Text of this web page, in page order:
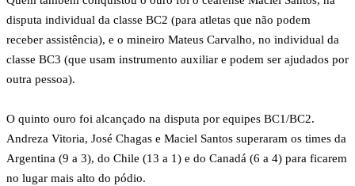
disputa individual da classe BC2 (para atletas que não podem
receber assistência), e o mineiro Mateus Carvalho, no individual da
classe BC3 (que usam instrumento auxiliar e podem ser ajudados por
outra pessoa).
O quinto ouro foi alcançado na disputa por equipes BC1/BC2.
Andreza Vitoria, José Chagas e Maciel Santos superaram os times da
Argentina (9 a 3), do Chile (13 a 1) e do Canadá (6 a 4) para ficarem
no lugar mais alto do pódio.